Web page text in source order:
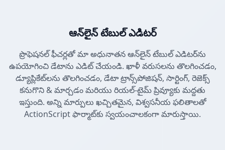
ఆన్‌లైన్ టేబుల్ ఎడిటర్
ప్రొఫెషనల్ ఫీచర్లతో మా అధునాతన ఆన్‌లైన్ టేబుల్ ఎడిటర్‌ను
ఉపయోగించి డేటాను ఎడిట్ చేయండి. ఖాళీ వరుసలను తొలగించడం,
డ్యూప్లికేట్‌లను తొలగించడం, డేటా ట్రాన్స్‌పోజిషన్, సార్టింగ్, రెజెక్స్
కనుగొని & మార్చడం మరియు రియల్-టైమ్ ప్రివ్యూకు మద్దతు
ఇస్తుంది. అన్ని మార్పులు ఖచ్చితమైన, విశ్వసనీయ ఫలితాలతో
ActionScript ఫార్మాట్‌కు స్వయంచాలకంగా మారుస్తాయి.